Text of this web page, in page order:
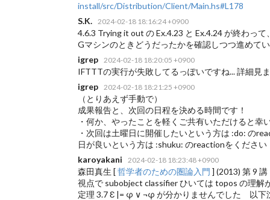
install/src/Distribution/Client/Main.hs#L178
S.K.
2024-02-18 18:16:24 +0900
4.6.3 Trying it out の Ex.4.23 と Ex.4.24 が終わっ
Gマシンのときどうだったかを確認しつつ進めて
igrep
2024-02-18 18:20:05 +0900
IFTTTの実行が失敗してるっぽいですね... 詳細見
igrep
2024-02-18 18:21:25 +0900
（とりあえず手動で）
成果報告と、次回の日程を決める時間です！
・何か、やったことを軽くご共有いただけると幸
・次回は土曜日に開催したいという方は :do: の
日が良いという方は :shuku: のreactionをください
karoyakani
2024-02-18 18:23:48 +0900
森田真生 [哲学者のための圏論入門 ] (2013) 第 9
視点で subobject classifier ひいては topos の理
定理 3.7 Ɛ |= φ ∨ ¬φ が分かりませんでした 以下